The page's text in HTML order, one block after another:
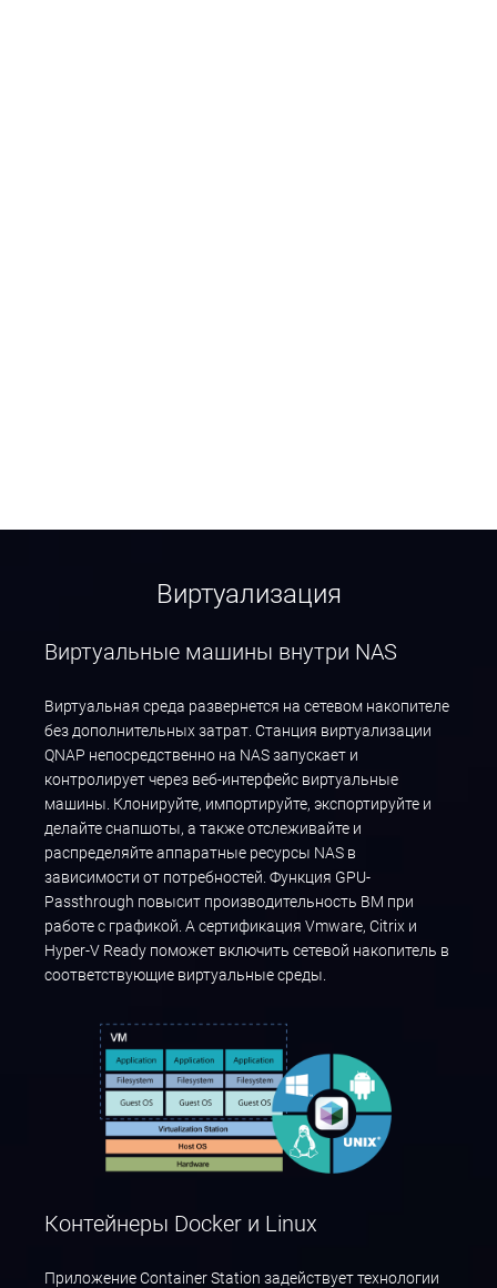
Виртуализация
Виртуальные машины внутри NAS
Виртуальная среда развернется на сетевом накопителе
без дополнительных затрат. Станция виртуализации
QNAP непосредственно на NAS запускает и
контролирует через веб-интерфейс виртуальные
машины. Клонируйте, импортируйте, экспортируйте и
делайте снапшоты, а также отслеживайте и
распределяйте аппаратные ресурсы NAS в
зависимости от потребностей. Функция GPU-
Passthrough повысит производительность ВМ при
работе с графикой. А сертификация Vmware, Citrix и
Hyper-V Ready поможет включить сетевой накопитель в
соответствующие виртуальные среды.
Контейнеры Docker и Linux
Приложение Container Station задействует технологии